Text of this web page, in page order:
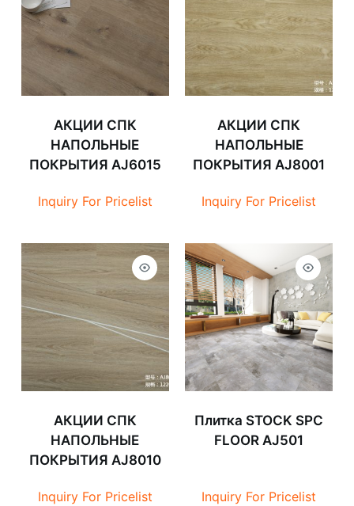
АКЦИИ СПК
НАПОЛЬНЫЕ
ПОКРЫТИЯ AJ6015
Inquiry For Pricelist
АКЦИИ СПК
НАПОЛЬНЫЕ
ПОКРЫТИЯ AJ8001
Inquiry For Pricelist
АКЦИИ СПК
НАПОЛЬНЫЕ
ПОКРЫТИЯ AJ8010
Inquiry For Pricelist
Плитка STOCK SPC
FLOOR AJ501
Inquiry For Pricelist